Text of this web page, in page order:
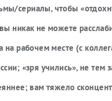
сериалы, чтобы
не можете
рабочем месте (с
«зря учились», не тем
вам тяжело